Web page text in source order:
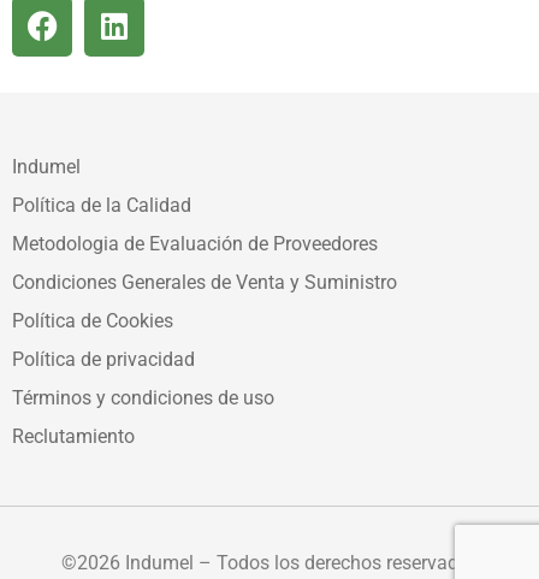
Indumel
Política de la Calidad
Metodologia de Evaluación de Proveedores
Condiciones Generales de Venta y Suministro
Política de Cookies
Política de privacidad
Términos y condiciones de uso
Reclutamiento
©2026 Indumel – Todos los derechos reservados